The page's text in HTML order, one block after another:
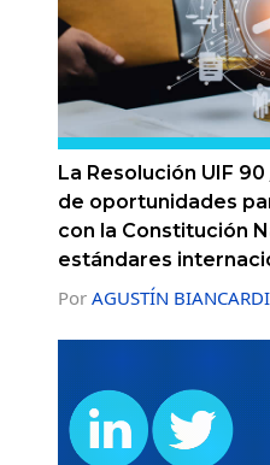
La Resolución UIF
de oportunidades
con la Constitución
estándares
Por AGUSTÍN BIANCARDI